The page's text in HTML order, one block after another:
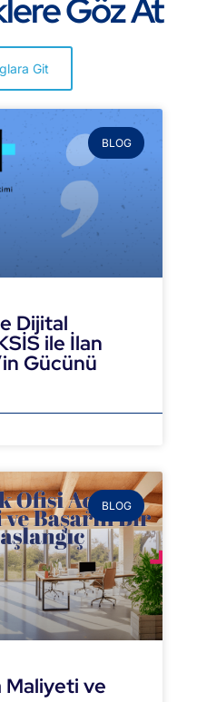
Göz At
Git
BLOG
Dijital
ile İlan
Gücünü
BLOG
Maliyeti ve